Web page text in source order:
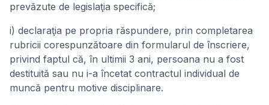
prevăzute de legislaţia specifică;
i) declaraţia pe propria răspundere, prin completarea
rubricii corespunzătoare din formularul de înscriere,
privind faptul că, în ultimii 3 ani, persoana nu a fost
destituită sau nu i-a încetat contractul individual de
muncă pentru motive disciplinare.